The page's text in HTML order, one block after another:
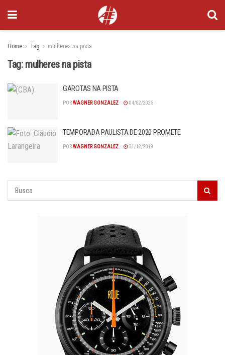
Home Tag mulheres na pista
Tag: mulheres na pista
GAROTAS NA PISTA
PORWAGNER GONZALEZ 04/02/2025
TEMPORADA PAULISTA DE 2020 PROMETE
PORWAGNER GONZALEZ 31/12/2019